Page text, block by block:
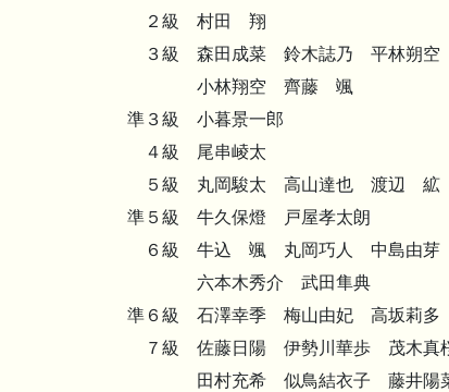
２級 村田 翔
３級 森田成菜 鈴木誌乃 平林朔空
小林翔空 齊藤 颯
準３級 小暮景一郎
４級 尾串崚太
５級 丸岡駿太 高山達也 渡辺 絋
準５級 牛久保燈 戸屋孝太朗
６級 牛込 颯 丸岡巧人 中島由芽
六本木秀介 武田隼典
準６級 石澤幸季 梅山由妃 高坂莉多
７級 佐藤日陽 伊勢川華歩 茂木真
田村充希 似鳥結衣子 藤井陽